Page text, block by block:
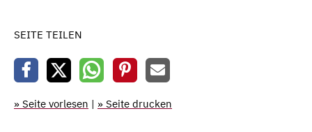
SEITE TEILEN
» Seite vorlesen | » Seite drucken